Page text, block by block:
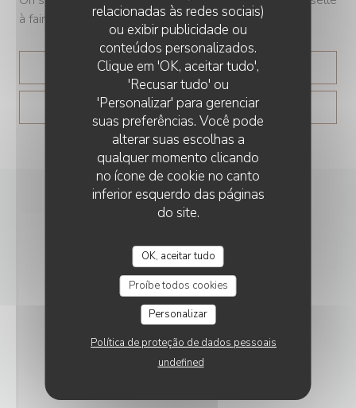
relacionadas às redes sociais)
ou exibir publicidade ou
conteúdos personalizados.
Clique em 'OK, aceitar tudo',
'Recusar tudo' ou
'Personalizar' para gerenciar
suas preferências. Você pode
alterar suas escolhas a
qualquer momento clicando
no ícone de cookie no canto
inferior esquerdo das páginas
do site.
OK, aceitar tudo
Proíbe todos cookies
Personalizar
Política de proteção de dados pessoais
undefined
à faire », lance le chef.
LER O ARTIGO((ABRE NUMA NOVA
VER O ARTIGO DA IMPRENSA((ABRE NUMA